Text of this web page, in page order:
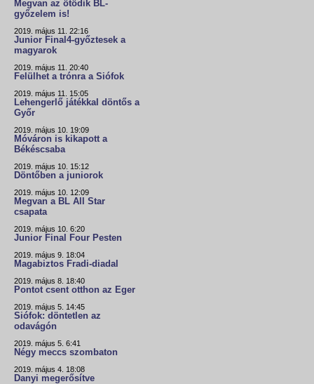
Megvan az ötödik BL-
győzelem is!
2019. május 11. 22:16
Junior Final4-győztesek a
magyarok
2019. május 11. 20:40
Felülhet a trónra a Siófok
2019. május 11. 15:05
Lehengerlő játékkal döntős a
Győr
2019. május 10. 19:09
Móváron is kikapott a
Békéscsaba
2019. május 10. 15:12
Döntőben a juniorok
2019. május 10. 12:09
Megvan a BL All Star
csapata
2019. május 10. 6:20
Junior Final Four Pesten
2019. május 9. 18:04
Magabiztos Fradi-diadal
2019. május 8. 18:40
Pontot csent otthon az Eger
2019. május 5. 14:45
Siófok: döntetlen az
odavágón
2019. május 5. 6:41
Négy meccs szombaton
2019. május 4. 18:08
Danyi megerősítve